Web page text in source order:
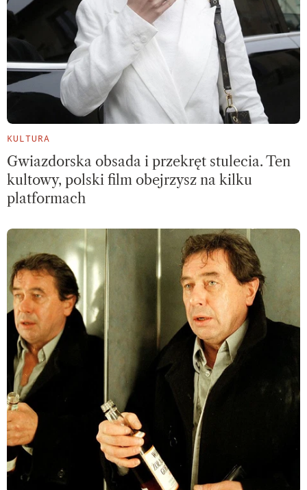
KULTURA
Gwiazdorska obsada i przekręt stulecia. Ten
kultowy, polski film obejrzysz na kilku
platformach